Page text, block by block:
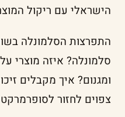
הישראלי עם ריקול
התפרצות הסלמונלה
סלמונלה? איזה מוצרי
ומגנום? איך מקבלים
צפוים לחזור